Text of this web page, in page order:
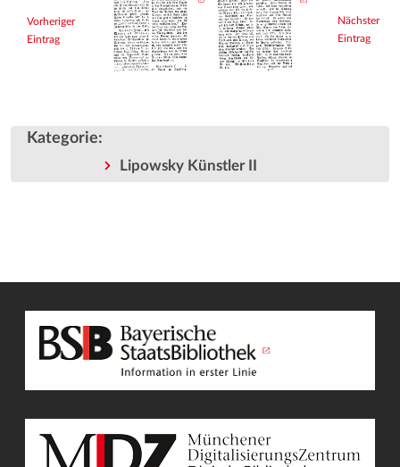
Vorheriger
Eintrag
Nächster
Eintrag
Kategorie:
Lipowsky Künstler II